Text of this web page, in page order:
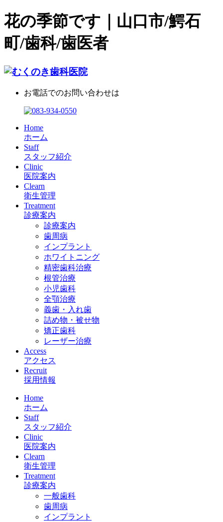
花の季節です｜山口市/鰐石
町/歯科/歯医者
お電話でのお問い合わせは
Home
ホーム
Staff
スタッフ紹介
Clinic
医院案内
Clearn
衛生管理
Treatment
診療案内
診療案内
歯周病
インプラント
ホワイトニング
精密歯科治療
根管治療
小児歯科
全顎治療
義歯・入れ歯
詰め物・被せ物
矯正歯科
レーザー治療
Access
アクセス
Recruit
採用情報
Home
ホーム
Staff
スタッフ紹介
Clinic
医院案内
Clearn
衛生管理
Treatment
診療案内
一般歯科
歯周病
インプラント